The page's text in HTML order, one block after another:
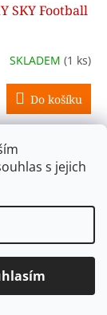
s jejich
SKY Football
SKLADEM (1 ks)
Do košíku
děti do
penál, sáček